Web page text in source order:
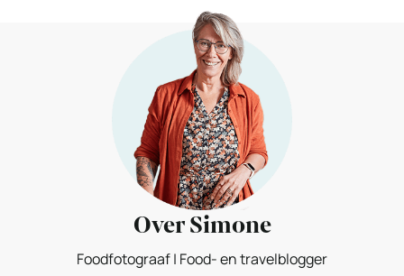
Over Simone
Foodfotograaf | Food- en travelblogger